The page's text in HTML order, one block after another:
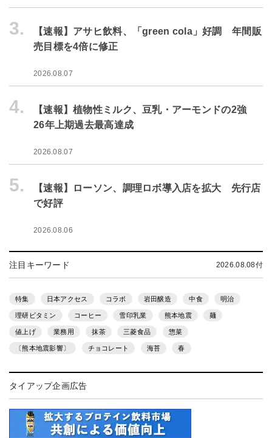
3.
【速報】アサヒ飲料、「green cola」好調 年間販
売目標を4倍に修正
2026.08.07
4.
【速報】植物性ミルク、豆乳・アーモンドの2強
26年上期過去最高達成
2026.08.07
5.
【速報】ローソン、調理ロボ導入店を拡大 先行店
で好評
2026.08.06
注目キーワード 2026.08.08付
特集 日本アクセス コラボ 岩田醸造 中食 明治
理研ビタミン コーヒー 雪印乳業 熊本地震 麺
値上げ 業務用 抹茶 三菱食品 惣菜
〔熊本地震影響〕 チョコレート 海苔 春
タイアップ企画広告